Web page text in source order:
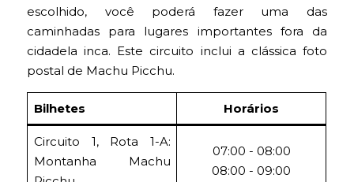
escolhido, você poderá fazer uma das
caminhadas para lugares importantes fora da
cidadela inca. Este circuito inclui a clássica foto
postal de Machu Picchu.
Bilhetes Horários
Circuito 1, Rota 1-A:
Montanha Machu
07:00 - 08:00
08:00 - 09:00